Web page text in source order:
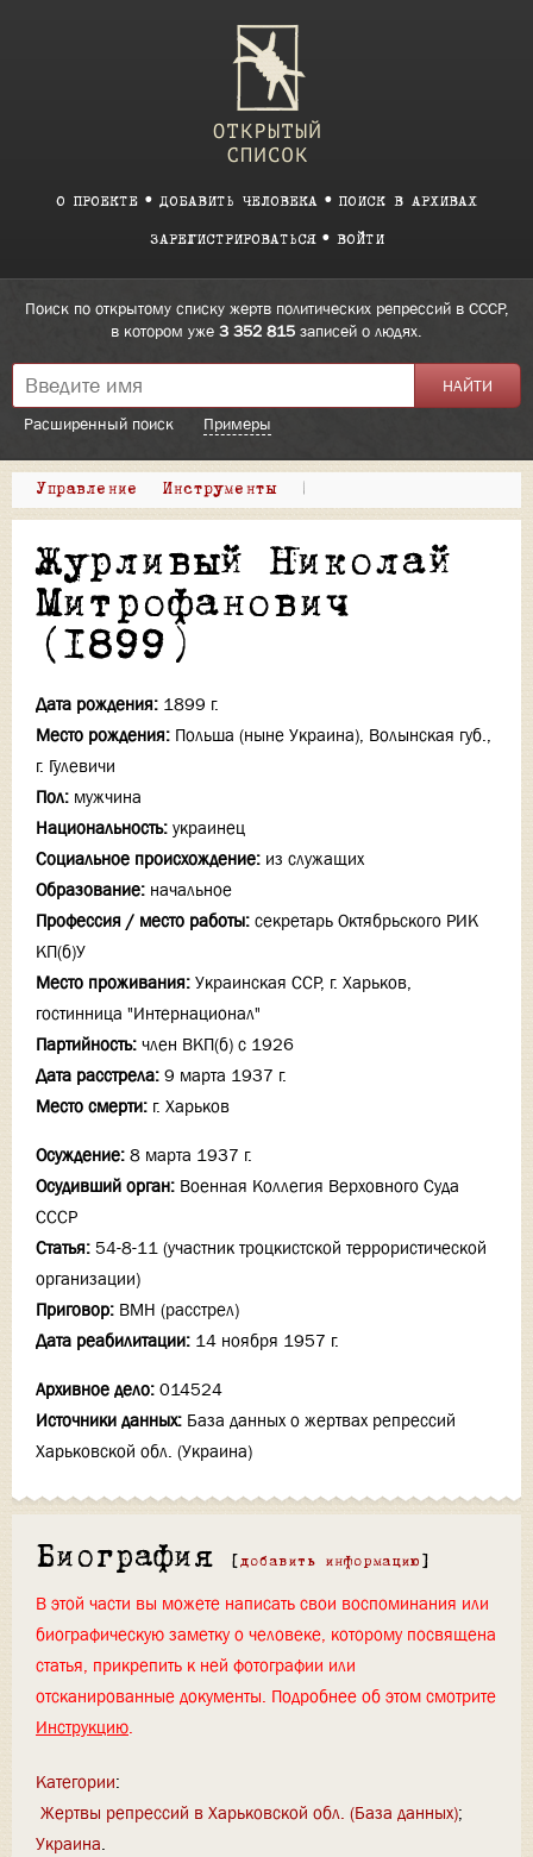
О ПРОЕКТЕ ДОБАВИТЬ ЧЕЛОВЕКА ПОИСК В АРХИВАХ
ЗАРЕГИСТРИРОВАТЬСЯ ВОЙТИ
Поиск по открытому списку жертв политических репрессий в СССР,
в котором уже 3 352 815 записей о людях.
Расширенный поиск Примеры
Управление Инструменты |
Журливый Николай
Митрофанович
(1899)
Дата рождения: 1899 г.
Место рождения: Польша (ныне Украина), Волынская губ.,
г. Гулевичи
Пол: мужчина
Национальность: украинец
Социальное происхождение: из служащих
Образование: начальное
Профессия / место работы: секретарь Октябрьского РИК
КП(б)У
Место проживания: Украинская ССР, г. Харьков,
гостинница "Интернационал"
Партийность: член ВКП(б) с 1926
Дата расстрела: 9 марта 1937 г.
Место смерти: г. Харьков
Осуждение: 8 марта 1937 г.
Осудивший орган: Военная Коллегия Верховного Суда
СССР
Статья: 54-8-11 (участник троцкистской террористической
организации)
Приговор: ВМН (расстрел)
Дата реабилитации: 14 ноября 1957 г.
Архивное дело: 014524
Источники данных: База данных о жертвах репрессий
Харьковской обл. (Украина)
Биография [ добавить информацию ]
В этой части вы можете написать свои воспоминания или
биографическую заметку о человеке, которому посвящена
статья, прикрепить к ней фотографии или
отсканированные документы. Подробнее об этом смотрите
Инструкцию.
Категории:
Жертвы репрессий в Харьковской обл. (База данных)
Украина